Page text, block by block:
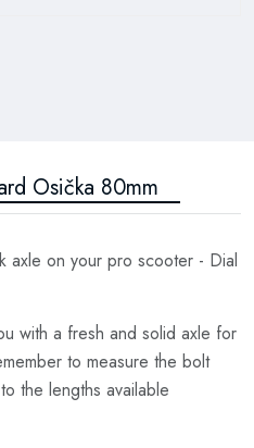
Osička 80mm
axle on your pro scooter - Dial
with a fresh and solid axle for
to measure the bolt
the lengths available